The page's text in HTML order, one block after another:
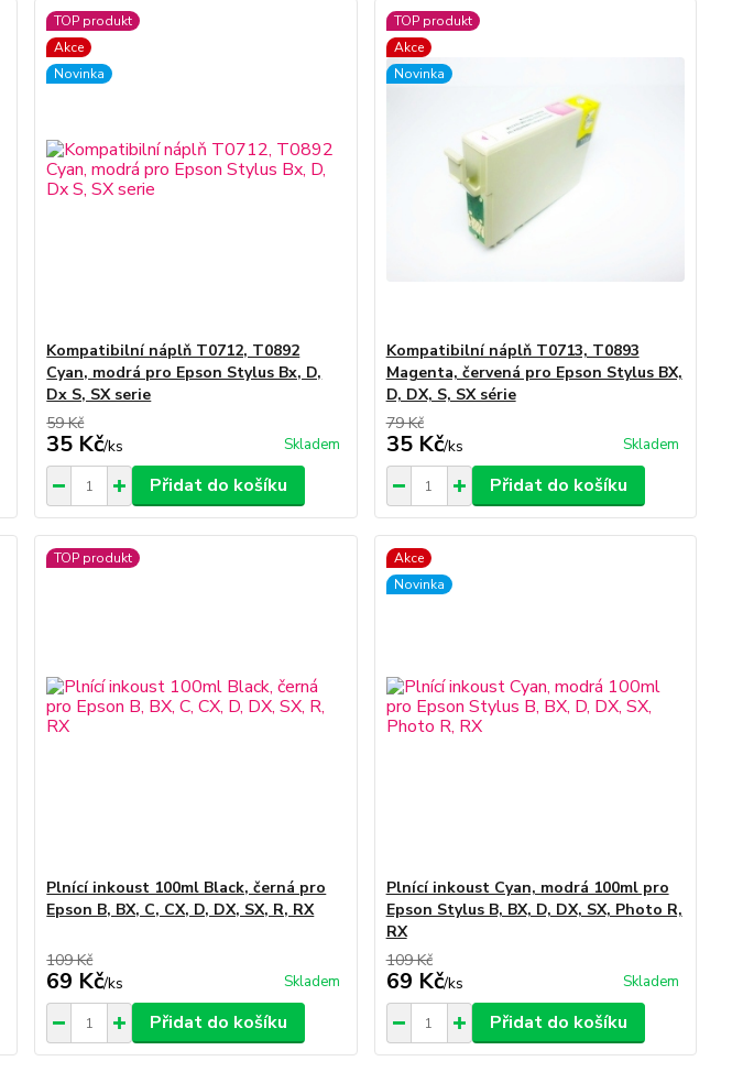
TOP produkt
Akce
Novinka
Kompatibilní náplň T0712, T0892
Cyan, modrá pro Epson Stylus Bx, D,
Dx S, SX serie
59 Kč
35 Kč/ks Skladem
Přidat do košíku
TOP produkt
Akce
Novinka
Kompatibilní náplň T0713, T0893
Magenta, červená pro Epson Stylus BX,
D, DX, S, SX série
79 Kč
35 Kč/ks Skladem
Přidat do košíku
TOP produkt
Plnící inkoust 100ml Black, černá pro
Epson B, BX, C, CX, D, DX, SX, R, RX
109 Kč
69 Kč/ks Skladem
Přidat do košíku
Akce
Novinka
Plnící inkoust Cyan, modrá 100ml pro
Epson Stylus B, BX, D, DX, SX, Photo R,
RX
109 Kč
69 Kč/ks Skladem
Přidat do košíku